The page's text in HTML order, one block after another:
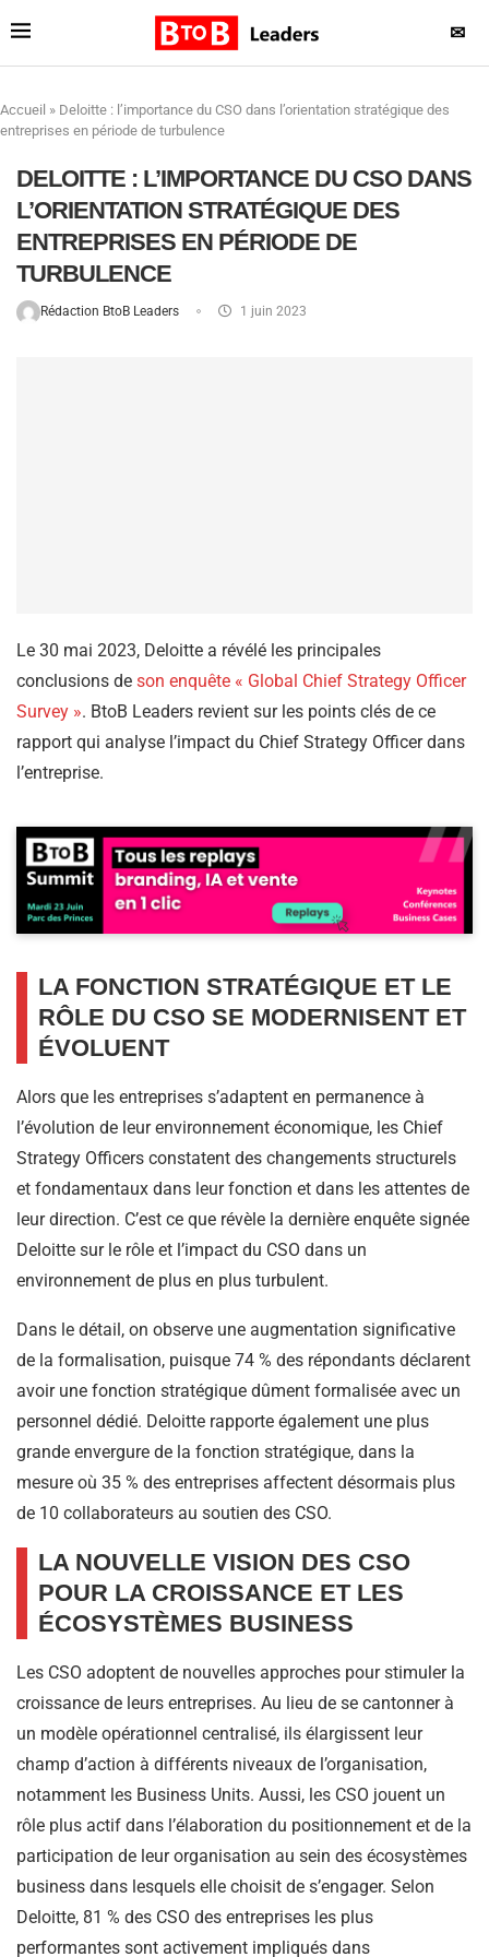
✉
Accueil » Deloitte : l’importance du CSO dans l’orientation stratégique des
entreprises en période de turbulence
DELOITTE : L’IMPORTANCE DU CSO DANS
L’ORIENTATION STRATÉGIQUE DES
ENTREPRISES EN PÉRIODE DE
TURBULENCE
Rédaction BtoB Leaders 1 juin 2023
Le 30 mai 2023, Deloitte a révélé les principales
conclusions de son enquête « Global Chief Strategy Officer
Survey ». BtoB Leaders revient sur les points clés de ce
rapport qui analyse l’impact du Chief Strategy Officer dans
l’entreprise.
LA FONCTION STRATÉGIQUE ET LE
RÔLE DU CSO SE MODERNISENT ET
ÉVOLUENT
Alors que les entreprises s’adaptent en permanence à
l’évolution de leur environnement économique, les Chief
Strategy Officers constatent des changements structurels
et fondamentaux dans leur fonction et dans les attentes de
leur direction. C’est ce que révèle la dernière enquête signée
Deloitte sur le rôle et l’impact du CSO dans un
environnement de plus en plus turbulent.
Dans le détail, on observe une augmentation significative
de la formalisation, puisque 74 % des répondants déclarent
avoir une fonction stratégique dûment formalisée avec un
personnel dédié. Deloitte rapporte également une plus
grande envergure de la fonction stratégique, dans la
mesure où 35 % des entreprises affectent désormais plus
de 10 collaborateurs au soutien des CSO.
LA NOUVELLE VISION DES CSO
POUR LA CROISSANCE ET LES
ÉCOSYSTÈMES BUSINESS
Les CSO adoptent de nouvelles approches pour stimuler la
croissance de leurs entreprises. Au lieu de se cantonner à
un modèle opérationnel centralisé, ils élargissent leur
champ d’action à différents niveaux de l’organisation,
notamment les Business Units. Aussi, les CSO jouent un
rôle plus actif dans l’élaboration du positionnement et de la
participation de leur organisation au sein des écosystèmes
business dans lesquels elle choisit de s’engager. Selon
Deloitte, 81 % des CSO des entreprises les plus
performantes sont activement impliqués dans